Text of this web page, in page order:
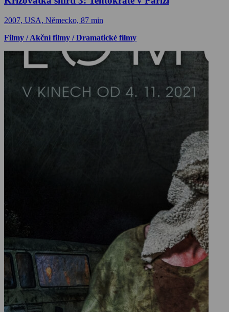
2007, USA, Německo, 87 min
Filmy / Akční filmy / Dramatické filmy